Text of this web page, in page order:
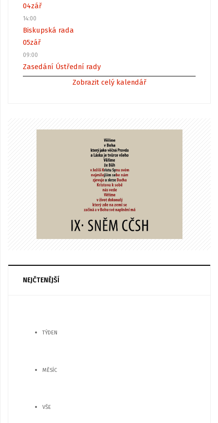
04zář
14:00
Biskupská rada
05zář
09:00
Zasedání Ústřední rady
Zobrazit celý kalendář
NEJČTENĚJŠÍ
TÝDEN
MĚSÍC
VŠE